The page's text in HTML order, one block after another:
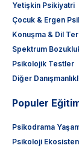
Yetişkin Psikiyatri
Çocuk & Ergen
Konuşma & Dil
Spektrum
Psikolojik Testler
Diğer
Populer
Psikodrama
Psikoloji